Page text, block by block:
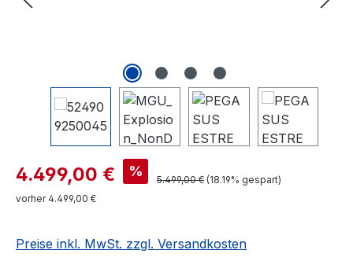
Verkaufspreis:
4.499,00 € % Regulärer Preis:
5.499,00 € (18.19% gespart)
vorher 4.499,00 €
Preise inkl. MwSt. zzgl. Versandkosten